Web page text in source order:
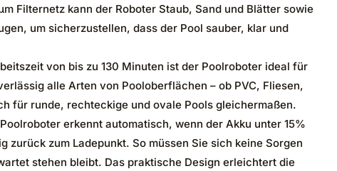
Filternetz kann der Roboter Staub, Sand und Blätter sowie
um sicherzustellen, dass der Pool sauber, klar und
von bis zu 130 Minuten ist der Poolroboter ideal für
alle Arten von Pooloberflächen – ob PVC, Fliesen,
für runde, rechteckige und ovale Pools gleichermaßen.
erkennt automatisch, wenn der Akku unter 15%
zurück zum Ladepunkt. So müssen Sie sich keine Sorgen
stehen bleibt. Das praktische Design erleichtert die